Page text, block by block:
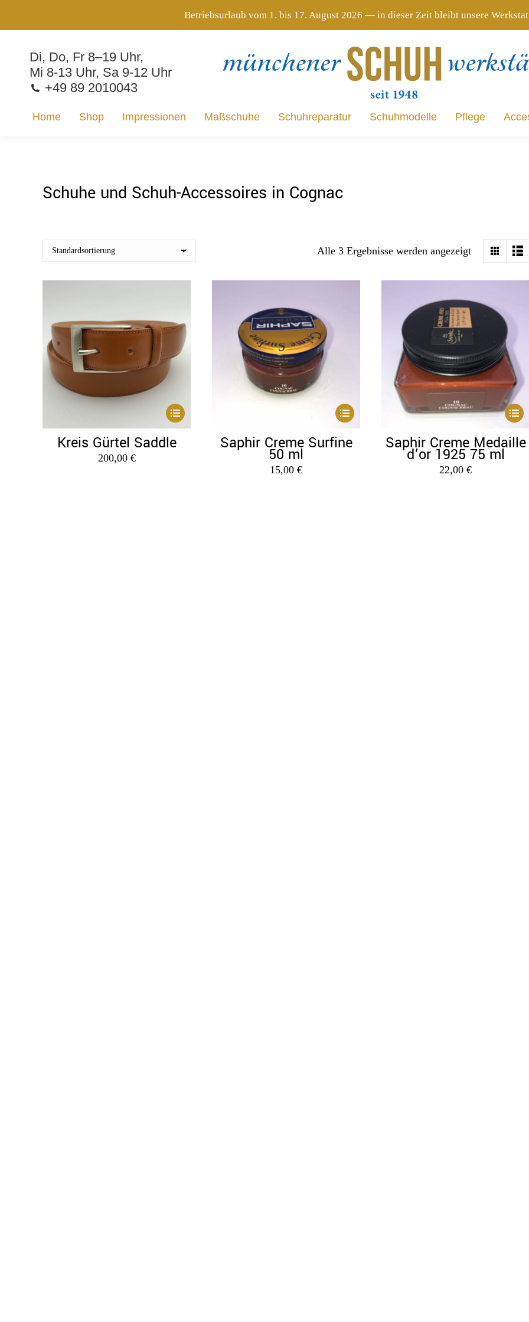
Betriebsurlaub vom 1. bis 17. August 2026 — in dieser Zeit bleibt unsere
Di, Do, Fr 8–19 Uhr,
Mi 8-13 Uhr, Sa 9-12 Uhr
+49 89 2010043
Home Shop Impressionen Maßschuhe Schuhreparatur Schuhmodelle Pflege
Schuhe und Schuh-Accessoires in Cognac
Alle 3 Ergebnisse werden angezeigt
Dieses
Produkt
weist
Kreis Gürtel Saddle
200,00 €
Dieses
Produkt
weist
Saphir Creme Surfine
50 ml
15,00 €
Dieses
weist
Saphir Creme Medaille
d’or 1925 75 ml
22,00 €
Impressionen Maßschuhe Schuhreparatur Schuhmodelle Pflege